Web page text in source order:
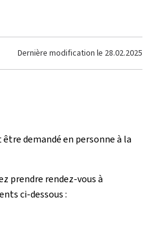
Dernière modification le 28.02.2025
demandé en personne à la
prendre rendez-vous à
ci-dessous :